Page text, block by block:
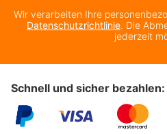
Wir verarbeiten Ihre
Datenschutzrichtlinie. Die
jederzeit
Schnell und sicher bezahlen: